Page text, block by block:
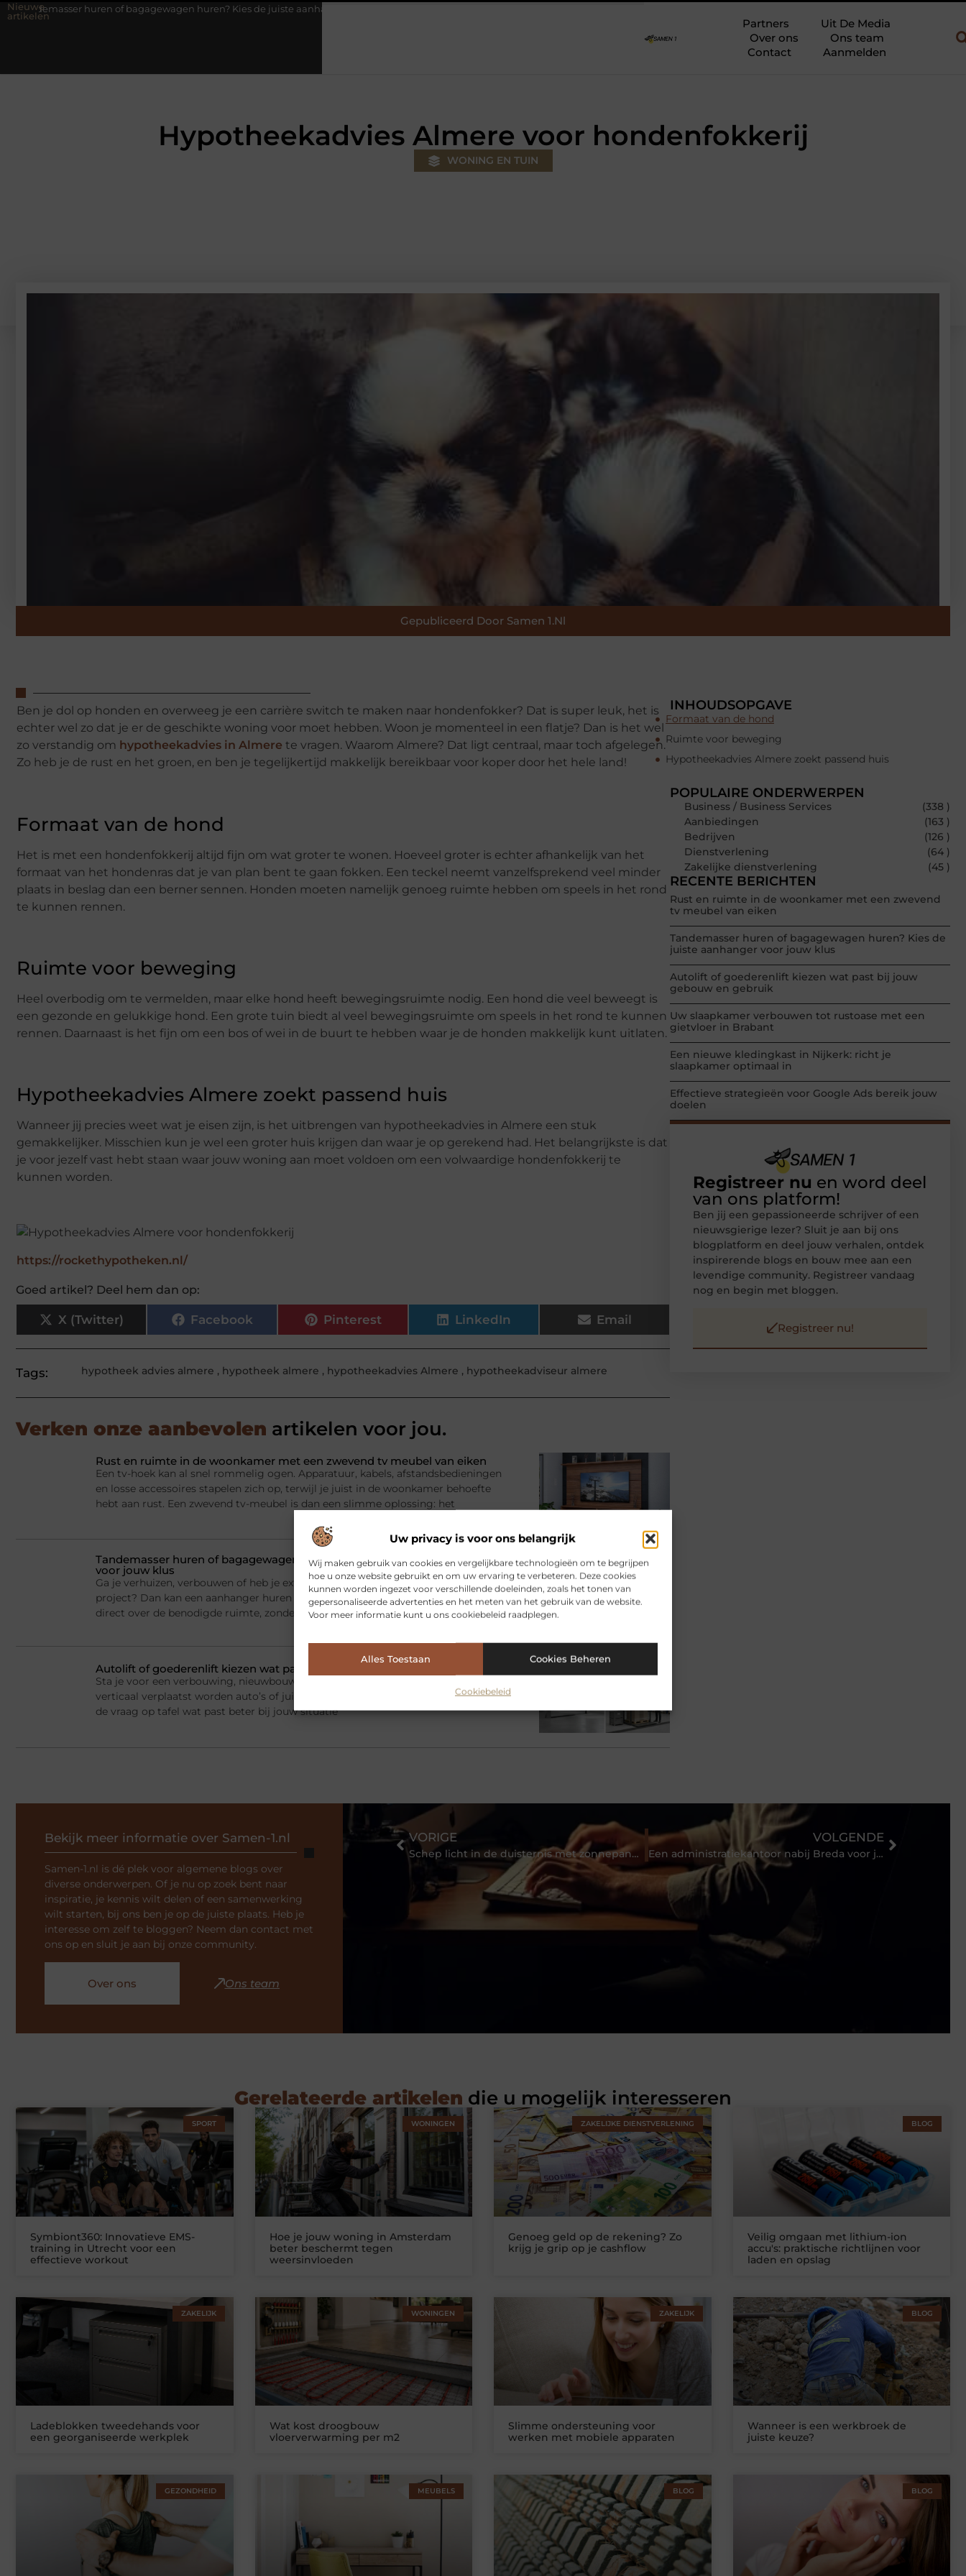
Uw privacy is voor ons belangrijk
Wij maken gebruik van cookies en vergelijkbare technologieën om te begrijpen
hoe u onze website gebruikt en om uw ervaring te verbeteren. Deze cookies
kunnen worden ingezet voor verschillende doeleinden, zoals het tonen van
gepersonaliseerde advertenties en het meten van het gebruik van de website.
Voor meer informatie kunt u ons cookiebeleid raadplegen.
Alles Toestaan Cookies Beheren
Cookiebeleid
Nieuwe
artikelen
of bagagewagen huren? Kies de juiste aanhanger voor jouw klus
Partners
Uit De Media
Over ons
Ons team
Contact
Aanmelden
Hypotheekadvies Almere voor hondenfokkerij
WONING EN TUIN
Gepubliceerd Door Samen 1.nl
Ben je dol op honden en overweeg je een carrière switch te maken naar hondenfokker? Dat is super leuk, het is
echter wel zo dat je er de geschikte woning voor moet hebben. Woon je momenteel in een flatje? Dan is het wel
zo verstandig om hypotheekadvies in Almere te vragen. Waarom Almere? Dat ligt centraal, maar toch afgelegen.
Zo heb je de rust en het groen, en ben je tegelijkertijd makkelijk bereikbaar voor koper door het hele land!
Formaat van de hond
Het is met een hondenfokkerij altijd fijn om wat groter te wonen. Hoeveel groter is echter afhankelijk van het
formaat van het hondenras dat je van plan bent te gaan fokken. Een teckel neemt vanzelfsprekend veel minder
plaats in beslag dan een berner sennen. Honden moeten namelijk genoeg ruimte hebben om speels in het rond
te kunnen rennen.
Ruimte voor beweging
Heel overbodig om te vermelden, maar elke hond heeft bewegingsruimte nodig. Een hond die veel beweegt is
een gezonde en gelukkige hond. Een grote tuin biedt al veel bewegingsruimte om speels in het rond te kunnen
rennen. Daarnaast is het fijn om een bos of wei in de buurt te hebben waar je de honden makkelijk kunt uitlaten.
Hypotheekadvies Almere zoekt passend huis
Wanneer jij precies weet wat je eisen zijn, is het uitbrengen van hypotheekadvies in Almere een stuk
gemakkelijker. Misschien kun je wel een groter huis krijgen dan waar je op gerekend had. Het belangrijkste is dat
je voor jezelf vast hebt staan waar jouw woning aan moet voldoen om een volwaardige hondenfokkerij te
kunnen worden.
https://rockethypotheken.nl/
Goed artikel? Deel hem dan op:
X (Twitter) Facebook Pinterest LinkedIn Email
Tags: hypotheek advies almere , hypotheek almere , hypotheekadvies Almere , hypotheekadviseur almere
Verken onze aanbevolen artikelen voor jou.
Rust en ruimte in de woonkamer met een zwevend tv meubel van eiken
Een tv-hoek kan al snel rommelig ogen. Apparatuur, kabels, afstandsbedieningen
en losse accessoires stapelen zich op, terwijl je juist in de woonkamer behoefte
hebt aan rust. Een zwevend tv-meubel is dan een slimme oplossing: het
Tandemasser huren of bagagewagen huren? Kies de juiste aanhanger
voor jouw klus
Ga je verhuizen, verbouwen of heb je extra laadruimte nodig voor een tijdelijk
project? Dan kan een aanhanger huren een slimme oplossing zijn. Je beschikt
direct over de benodigde ruimte, zonder dat je zelf een
Autolift of goederenlift kiezen wat past bij jouw gebouw en gebruik
Sta je voor een verbouwing, nieuwbouw of herinrichting en moet er iets
verticaal verplaatst worden auto’s of juist vracht en materialen Dan komt al snel
de vraag op tafel wat past beter bij jouw situatie
INHOUDSOPGAVE
Formaat van de hond
Ruimte voor beweging
Hypotheekadvies Almere zoekt passend huis
POPULAIRE ONDERWERPEN
Business / Business Services
(338 )
Aanbiedingen
(163 )
Bedrijven
(126 )
Dienstverlening
(64 )
Zakelijke dienstverlening
(45 )
RECENTE BERICHTEN
Rust en ruimte in de woonkamer met een zwevend
tv meubel van eiken
Tandemasser huren of bagagewagen huren? Kies de
juiste aanhanger voor jouw klus
Autolift of goederenlift kiezen wat past bij jouw
gebouw en gebruik
Uw slaapkamer verbouwen tot rustoase met een
gietvloer in Brabant
Een nieuwe kledingkast in Nijkerk: richt je
slaapkamer optimaal in
Effectieve strategieën voor Google Ads bereik jouw
doelen
Registreer nu en word deel
van ons platform!
Ben jij een gepassioneerde schrijver of een
nieuwsgierige lezer? Sluit je aan bij ons
blogplatform en deel jouw verhalen, ontdek
inspirerende blogs en bouw mee aan een
levendige community. Registreer vandaag
nog en begin met bloggen.
Registreer nu!
Bekijk meer informatie over Samen-1.nl
Samen-1.nl is dé plek voor algemene blogs over
diverse onderwerpen. Of je nu op zoek bent naar
inspiratie, je kennis wilt delen of een samenwerking
wilt starten, bij ons ben je op de juiste plaats. Heb je
interesse om zelf te bloggen? Neem dan contact met
ons op en sluit je aan bij onze community.
Over ons Ons team
VORIGE
Schep licht in de duisternis met zonnepanelen in Breda
VOLGENDE
Een administratiekantoor nabij Breda voor je boekhouding
Gerelateerde artikelen die u mogelijk interesseren
SPORT
Symbiont360: Innovatieve EMS-
training in Utrecht voor een
effectieve workout
WONINGEN
Hoe je jouw woning in Amsterdam
beter beschermt tegen
weersinvloeden
ZAKELIJKE DIENSTVERLENING
Genoeg geld op de rekening? Zo
krijg je grip op je cashflow
BLOG
Veilig omgaan met lithium-ion
accu's: praktische richtlijnen voor
laden en opslag
ZAKELIJK
Ladeblokken tweedehands voor
een georganiseerde werkplek
WONINGEN
Wat kost droogbouw
vloerverwarming per m2
ZAKELIJK
Slimme ondersteuning voor
werken met mobiele apparaten
BLOG
Wanneer is een werkbroek de
juiste keuze?
GEZONDHEID MEUBELS BLOG BLOG